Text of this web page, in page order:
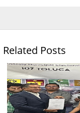
Related Posts